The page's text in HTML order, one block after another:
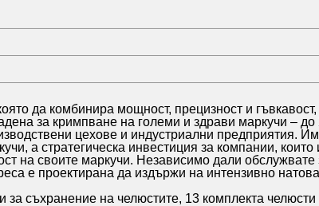
да комбинира мощност, прецизност и
за кримпване на големи и здрави маркучи – до
цехове и индустриални предприятия.
а стратегическа инвестиция за компании,
на своите маркучи. Независимо дали
е проектирана да издържи на интензивно
съхранение на челюстите, 13 комплекта